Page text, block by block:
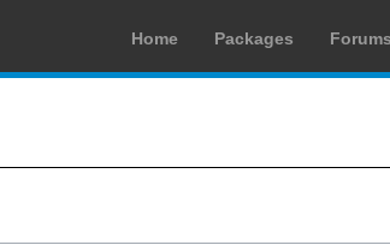
Home Packages Forums